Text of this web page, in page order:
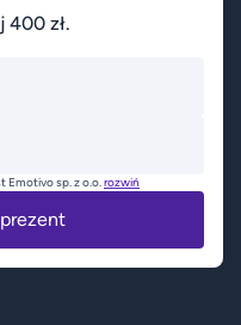
400 zł.
Emotivo sp. z o.o.rozwiń